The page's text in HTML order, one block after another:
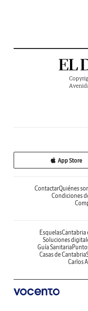
App Store
ContactarQuiénes
Condiciones
EsquelasCantabria
Soluciones
Guía Sanitaria
Casas de Cantabria
Carlos